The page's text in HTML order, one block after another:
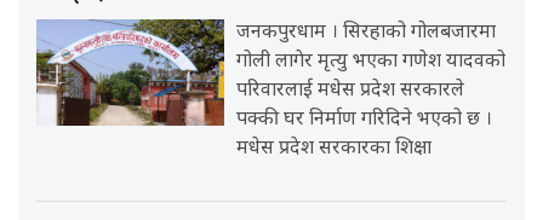
जनकपुरधाम । सिरहाको गोलबजारमा
गोली लागेर मृत्यु भएका गणेश यादवको
परिवारलाई मधेस प्रदेश सरकारले
पक्की घर निर्माण गरिदिने भएको छ ।
मधेस प्रदेश सरकारका शिक्षा